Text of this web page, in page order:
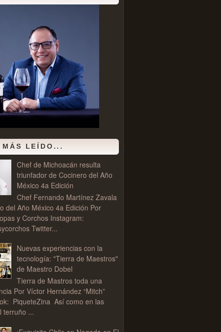
MÁS LEÍDO...
Chef de Michoacán resulta
triunfador de Cocinero del Año
México 4a Edición
Chef Fernando Martínez Zavala
del Año México 4a Edición Por
y Corchos Instagram:
Twitter...
Nuevas experiencias con la
tecnología: "Tierra de Maestros"
de Maestro Dobel
Tierra de Mastros toda una
Por Víctor Hernández “Mitch”
PiqueteZina Así como en las
terruño ...